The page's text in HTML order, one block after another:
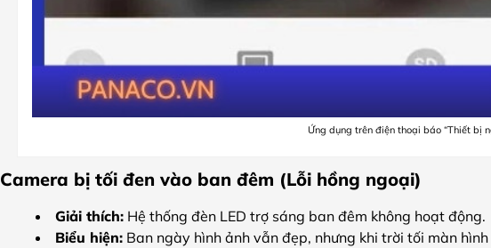
Ứng dụng trên điện thoại báo “Thiết bị
Camera bị tối đen vào ban đêm (Lỗi hồng ngoại)
Giải thích: Hệ thống đèn LED trợ sáng ban đêm không hoạt động.
Biểu hiện: Ban ngày hình ảnh vẫn đẹp, nhưng khi trời tối màn